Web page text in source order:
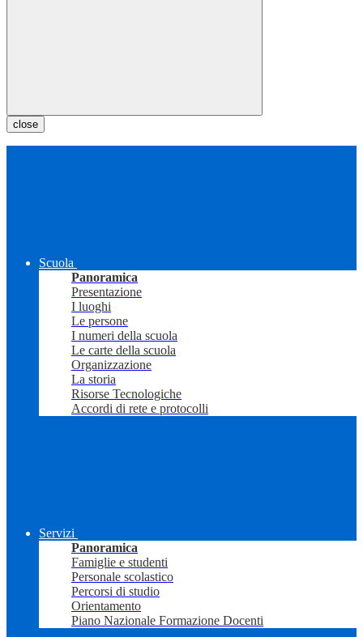
close
Scuola
Panoramica
Presentazione
I luoghi
Le persone
I numeri della scuola
Le carte della scuola
Organizzazione
La storia
Risorse Tecnologiche
Accordi di rete e protocolli
Servizi
Panoramica
Famiglie e studenti
Personale scolastico
Percorsi di studio
Orientamento
Piano Nazionale Formazione Docenti